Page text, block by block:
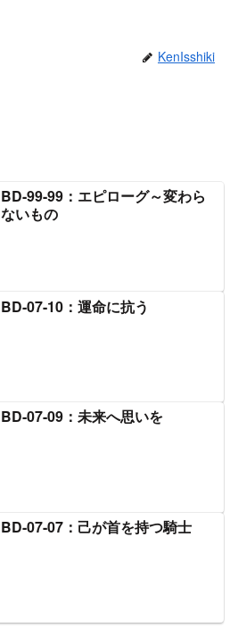
KenIsshiki
BD-99-99：エピローグ～変わら
ないもの
BD-07-10：運命に抗う
BD-07-09：未来へ思いを
BD-07-07：己が首を持つ騎士